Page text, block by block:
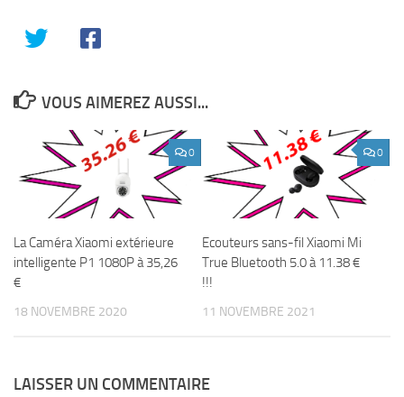
VOUS AIMEREZ AUSSI...
0
La Caméra Xiaomi extérieure
intelligente P1 1080P à 35,26
€
18 NOVEMBRE 2020
0
Ecouteurs sans-fil Xiaomi Mi
True Bluetooth 5.0 à 11.38 €
!!!
11 NOVEMBRE 2021
LAISSER UN COMMENTAIRE